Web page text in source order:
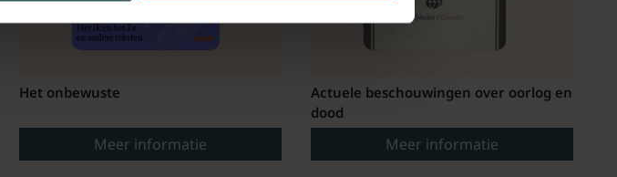
Het onbewuste
Meer informatie
Actuele beschouwingen over oorlog en
dood
Meer informatie